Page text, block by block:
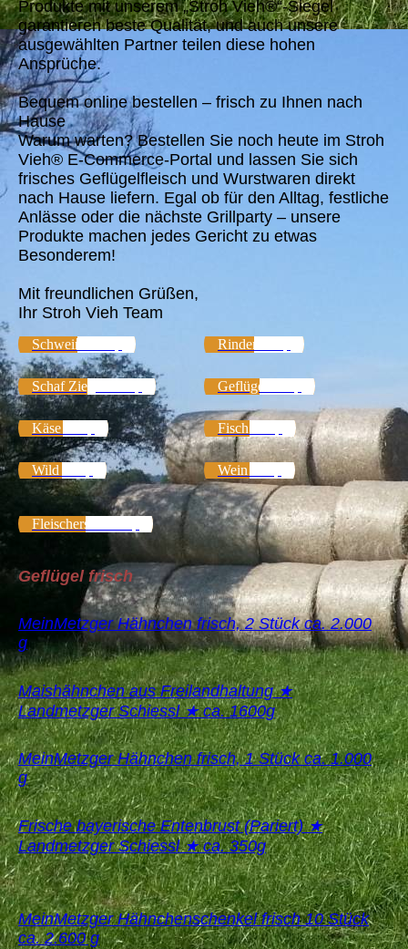
Produkte mit unserem „Stroh Vieh®“-Siegel
garantieren beste Qualität, und auch unsere
ausgewählten Partner teilen diese hohen
Ansprüche.
Bequem online bestellen – frisch zu Ihnen nach
Hause
Warum warten? Bestellen Sie noch heute im Stroh
Vieh® E-Commerce-Portal und lassen Sie sich
frisches Geflügelfleisch und Wurstwaren direkt
nach Hause liefern. Egal ob für den Alltag, festliche
Anlässe oder die nächste Grillparty – unsere
Produkte machen jedes Gericht zu etwas
Besonderem!
Mit freundlichen Grüßen,
Ihr Stroh Vieh Team
Schweine Shop Rinder Shop
Schaf Ziegen Shop Geflügel Shop
Käse Shop Fisch Shop
Wild Shop Wein Shop
Fleischersatz Shop
Geflügel frisch
MeinMetzger Hähnchen frisch, 2 Stück ca. 2.000
g
Maishähnchen aus Freilandhaltung ★
Landmetzger Schiessl ★ ca. 1600g
MeinMetzger Hähnchen frisch, 1 Stück ca. 1.000
g
Frische bayerische Entenbrust (Pariert) ★
Landmetzger Schiessl ★ ca. 350g
MeinMetzger Hähnchenschenkel frisch 10 Stück
ca. 2.600 g